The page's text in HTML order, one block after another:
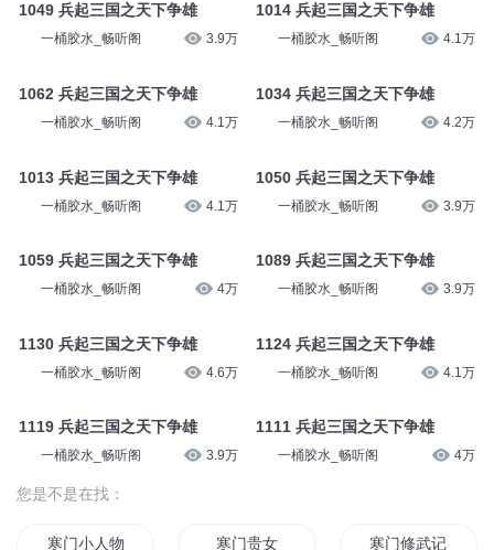
1049 兵起三国之天下争雄
一桶胶水_畅听阁 3.9万
1062 兵起三国之天下争雄
一桶胶水_畅听阁 4.1万
1013 兵起三国之天下争雄
一桶胶水_畅听阁 4.1万
1059 兵起三国之天下争雄
一桶胶水_畅听阁 4万
1130 兵起三国之天下争雄
一桶胶水_畅听阁 4.6万
1119 兵起三国之天下争雄
一桶胶水_畅听阁 3.9万
1014 兵起三国之天下争雄
一桶胶水_畅听阁 4.1万
1034 兵起三国之天下争雄
一桶胶水_畅听阁 4.2万
1050 兵起三国之天下争雄
一桶胶水_畅听阁 3.9万
1089 兵起三国之天下争雄
一桶胶水_畅听阁 3.9万
1124 兵起三国之天下争雄
一桶胶水_畅听阁 4.1万
1111 兵起三国之天下争雄
一桶胶水_畅听阁 4万
您是不是在找：
寒门小人物 寒门贵女 寒门修武记